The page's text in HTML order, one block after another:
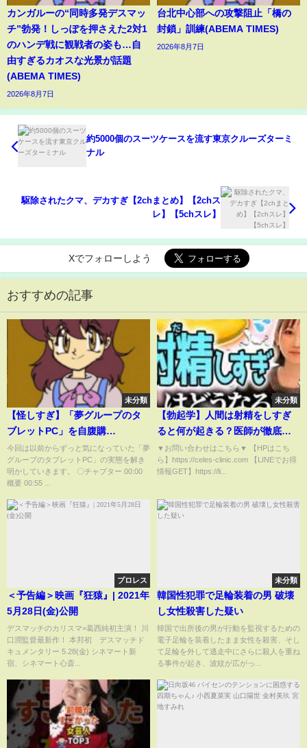
カンガルーの“同時多発デスマッ
チ”勃発！しっぽを押さえた2対1
のハンデ戦に観戦者の姿も…自
由すぎるカオスな光景が話題
(ABEMA TIMES)
2026年8月7日
台北中心部への攻撃阻止「橋の
封鎖」訓練(ABEMA TIMES)
2026年8月7日
約5000個のスーツケースを流す東京クルーズターミ
ナル
駆除されたクマ、デカすぎ【2chまとめ】【2chス
レ】【5chスレ】
Xでフォローしよう
おすすめの記事
未分類
【怪しすぎ】「夢グループのタ
ブレットPC」を自腹購
入！"謎"に包まれたその実態を
暴く…！｜ずんだもんと学ぶ
「激安商品」の実態㉜
今回は以前からずっと気になっていた「夢
グループのタブレットPC」の実態を解き
明かしていきます。 〇チャプター 00:00
概要 00:55 ...
未分類
【勃起学】人間は射精をしすぎ
ると何が起きる？医師が徹底解
説
▼お問い合わせはこちら▼ 【HPはこち
ら】https://celes-clinic.com 【LINEでお得
情報GET】https://li...
プロレス
＜予告編＞映画『狂猿』| 2021年
5月28日(金)公開
デスマッチのカリスマ=葛西純初主演！ 川
口潤監督最新作！ 本邦初 デスマッチド
キュメンタリー 5.28(金) シネマート新
宿、シネマート心斎...
未分類
韓国性犯罪で足輪装着の男 破壊
し女性殺害した疑い
韓国で出所後の男が行動を監視するための
電子足輪を装着したまま女性を殺害、そし
て足輪を外して逃走中にさらに殺人を重ね
る事件が起き、波紋が広がっ...